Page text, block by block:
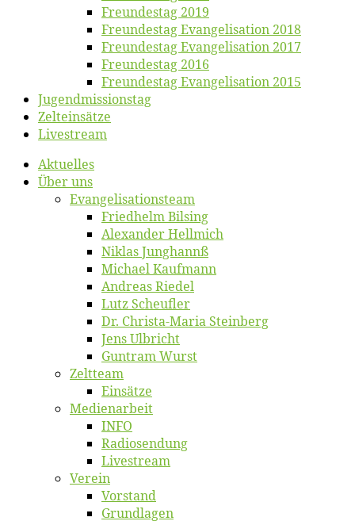
Freun­des­tag 2019
Freun­des­tag Evan­ge­li­sa­ti­on 2018
Freun­des­tag Evan­ge­li­sa­ti­on 2017
Freun­des­tag 2016
Freun­des­tag Evan­ge­li­sa­ti­on 2015
Jugend­mis­sions­tag
Zelt­ein­sät­ze
Live­stream
Ak­tu­el­les
Über uns
Evangelisa­tions­team
Fried­helm Bilsing
Alex­an­der Hellmich
Ni­klas Junghannß
Mi­cha­el Kaufmann
An­dre­as Riedel
Lutz Scheuf­ler
Dr. Chris­­ta-Ma­ria Steinberg
Jens Ulb­richt
Gun­tram Wurst
Zelt­team
Ein­sät­ze
Me­di­en­ar­beit
INFO
Ra­dio­sen­dung
Live­stream
Ver­ein
Vor­stand
Grund­la­gen